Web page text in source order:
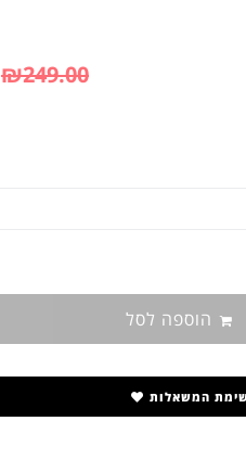
₪249.00
הוספה לסל
המשאלות